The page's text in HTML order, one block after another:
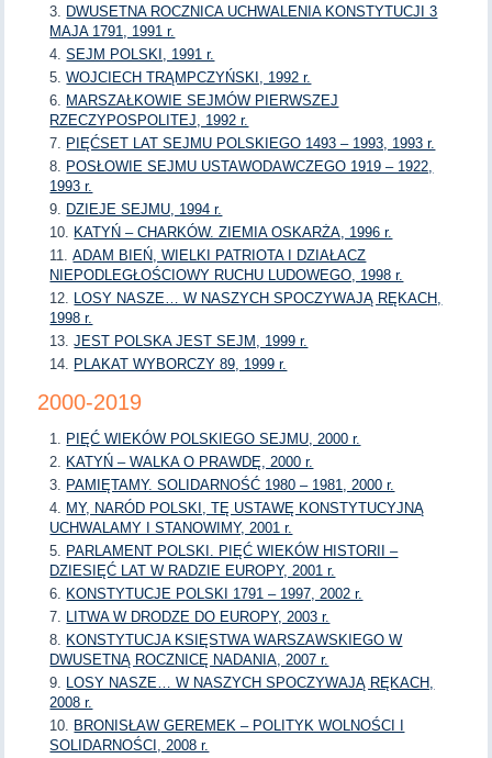
DWUSETNA ROCZNICA UCHWALENIA KONSTYTUCJI 3
MAJA 1791, 1991 r.
SEJM POLSKI, 1991 r.
WOJCIECH TRĄMPCZYŃSKI, 1992 r.
MARSZAŁKOWIE SEJMÓW PIERWSZEJ
RZECZYPOSPOLITEJ, 1992 r.
PIĘĆSET LAT SEJMU POLSKIEGO 1493 – 1993, 1993 r.
POSŁOWIE SEJMU USTAWODAWCZEGO 1919 – 1922,
1993 r.
DZIEJE SEJMU, 1994 r.
KATYŃ – CHARKÓW. ZIEMIA OSKARŻA, 1996 r.
ADAM BIEŃ, WIELKI PATRIOTA I DZIAŁACZ
NIEPODLEGŁOŚCIOWY RUCHU LUDOWEGO, 1998 r.
LOSY NASZE… W NASZYCH SPOCZYWAJĄ RĘKACH,
1998 r.
JEST POLSKA JEST SEJM, 1999 r.
PLAKAT WYBORCZY 89, 1999 r.
2000-2019
PIĘĆ WIEKÓW POLSKIEGO SEJMU, 2000 r.
KATYŃ – WALKA O PRAWDĘ, 2000 r.
PAMIĘTAMY. SOLIDARNOŚĆ 1980 – 1981, 2000 r.
MY, NARÓD POLSKI, TĘ USTAWĘ KONSTYTUCYJNĄ
UCHWALAMY I STANOWIMY, 2001 r.
PARLAMENT POLSKI. PIĘĆ WIEKÓW HISTORII –
DZIESIĘĆ LAT W RADZIE EUROPY, 2001 r.
KONSTYTUCJE POLSKI 1791 – 1997, 2002 r.
LITWA W DRODZE DO EUROPY, 2003 r.
KONSTYTUCJA KSIĘSTWA WARSZAWSKIEGO W
DWUSETNĄ ROCZNICĘ NADANIA, 2007 r.
LOSY NASZE… W NASZYCH SPOCZYWAJĄ RĘKACH,
2008 r.
BRONISŁAW GEREMEK – POLITYK WOLNOŚCI I
SOLIDARNOŚCI, 2008 r.